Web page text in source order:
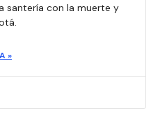
santería con la muerte y
»